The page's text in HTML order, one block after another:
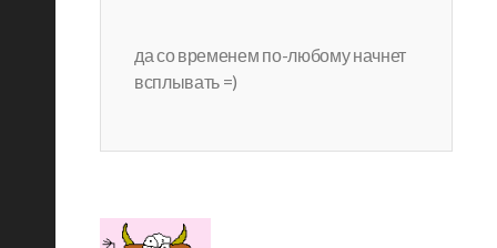
да со временем по-любому начнет
всплывать =)